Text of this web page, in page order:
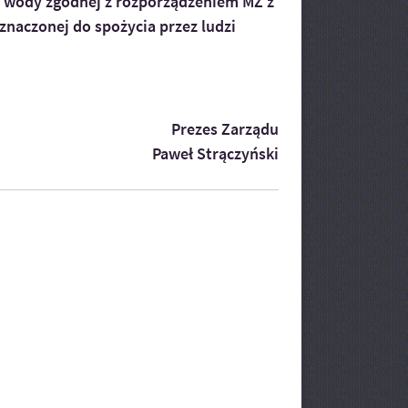
do spożycia przez ludzi
Prezes Zarządu
Paweł Strączyński